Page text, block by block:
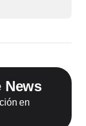
News
en